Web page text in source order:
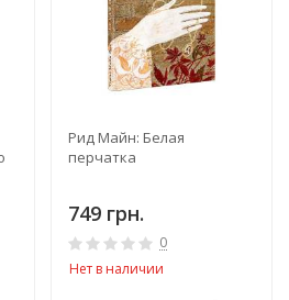
Рид Майн: Белая
перчатка
749 грн.
0
Нет в наличии